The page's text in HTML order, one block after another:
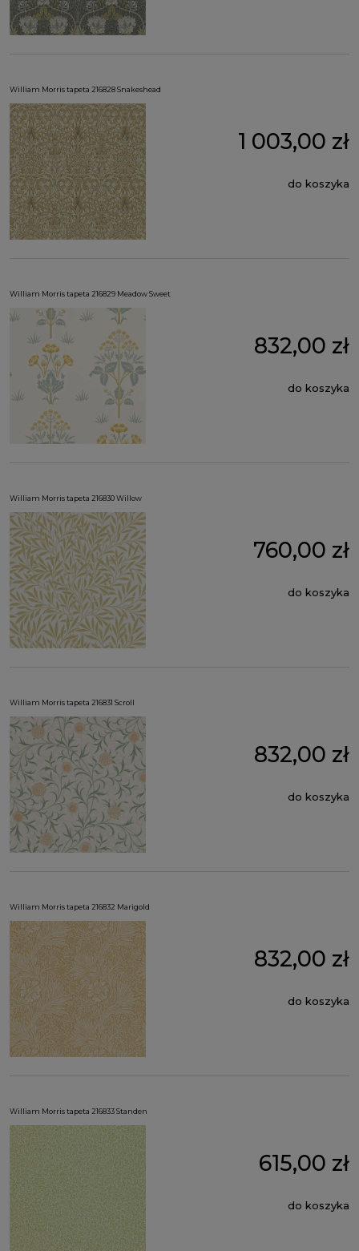
William Morris tapeta 216828 Snakeshead
1 003,00 zł
do koszyka
William Morris tapeta 216829 Meadow Sweet
832,00 zł
do koszyka
William Morris tapeta 216830 Willow
760,00 zł
do koszyka
William Morris tapeta 216831 Scroll
832,00 zł
do koszyka
William Morris tapeta 216832 Marigold
832,00 zł
do koszyka
William Morris tapeta 216833 Standen
615,00 zł
do koszyka